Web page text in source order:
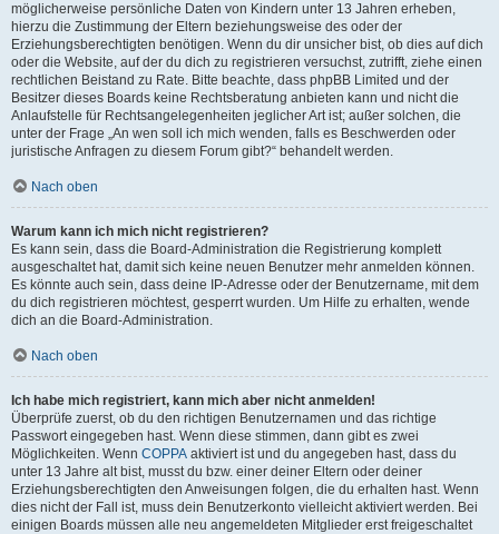
möglicherweise persönliche Daten von Kindern unter 13 Jahren erheben,
hierzu die Zustimmung der Eltern beziehungsweise des oder der
Erziehungsberechtigten benötigen. Wenn du dir unsicher bist, ob dies auf dich
oder die Website, auf der du dich zu registrieren versuchst, zutrifft, ziehe einen
rechtlichen Beistand zu Rate. Bitte beachte, dass phpBB Limited und der
Besitzer dieses Boards keine Rechtsberatung anbieten kann und nicht die
Anlaufstelle für Rechtsangelegenheiten jeglicher Art ist; außer solchen, die
unter der Frage „An wen soll ich mich wenden, falls es Beschwerden oder
juristische Anfragen zu diesem Forum gibt?“ behandelt werden.
Nach oben
Warum kann ich mich nicht registrieren?
Es kann sein, dass die Board-Administration die Registrierung komplett
ausgeschaltet hat, damit sich keine neuen Benutzer mehr anmelden können.
Es könnte auch sein, dass deine IP-Adresse oder der Benutzername, mit dem
du dich registrieren möchtest, gesperrt wurden. Um Hilfe zu erhalten, wende
dich an die Board-Administration.
Nach oben
Ich habe mich registriert, kann mich aber nicht anmelden!
Überprüfe zuerst, ob du den richtigen Benutzernamen und das richtige
Passwort eingegeben hast. Wenn diese stimmen, dann gibt es zwei
Möglichkeiten. Wenn COPPA aktiviert ist und du angegeben hast, dass du
unter 13 Jahre alt bist, musst du bzw. einer deiner Eltern oder deiner
Erziehungsberechtigten den Anweisungen folgen, die du erhalten hast. Wenn
dies nicht der Fall ist, muss dein Benutzerkonto vielleicht aktiviert werden. Bei
einigen Boards müssen alle neu angemeldeten Mitglieder erst freigeschaltet